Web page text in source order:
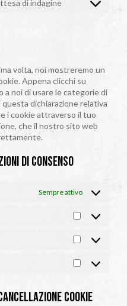
service
di indagine
Consent
volta, noi mostreremo un
Appena clicchi su
a noi di usare le categorie di
dichiarazione relativa
i cookie attraverso il tuo
che il nostro sito web
di consenso
Sempre attivo
Preferenze
Statistiche
Marketing
cookie